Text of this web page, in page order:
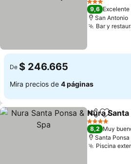
Ver precios
3 Estrellas
9,6 Excelente
San Antonio
Bar y
De $ 246.665
Mira precios de 4 páginas
Compartir
Nura Santa
4 Estrellas
8,2 Muy
Santa Ponsa
Piscina